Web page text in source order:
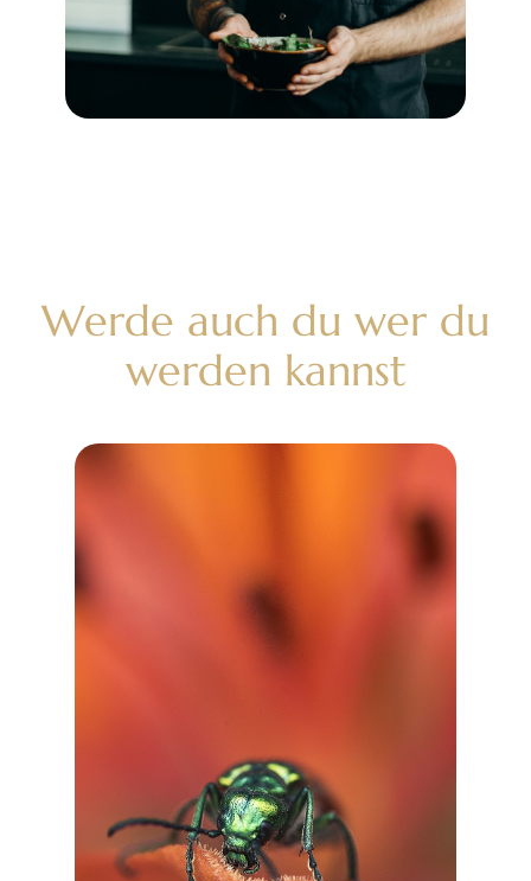
Werde auch du wer du
werden kannst